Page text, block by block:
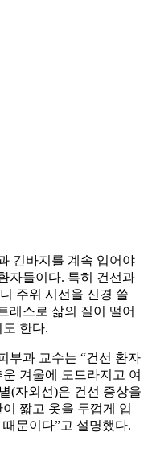
긴바지를 계속 입어야
자들이다. 특히 건선과
주위 시선을 신경 쓸
레스로 삶의 질이 떨어
한다.
부과 교수는 “건선 환자
겨울에 도드라지고 여
(자외선)은 건선 증상을
짧고 옷을 두껍게 입
문이다”고 설명했다.